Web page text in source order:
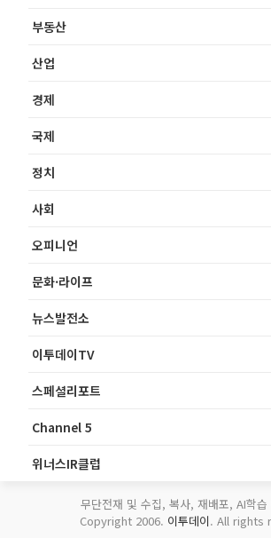
부동산
산업
경제
국제
정치
사회
오피니언
문화·라이프
뉴스발전소
이투데이TV
스페셜리포트
Channel 5
위너스IR클럽
무단전재 및 수집, 복사, 재배포, AI학습
Copyright 2006. 이투데이. All rights